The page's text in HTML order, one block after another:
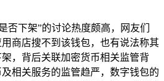
否下架”的讨论热度颇高，网友们
商店搜不到该钱包，也有说法称其
，背后关联加密货币相关监管背
相关服务的监管趋严，数字钱包的